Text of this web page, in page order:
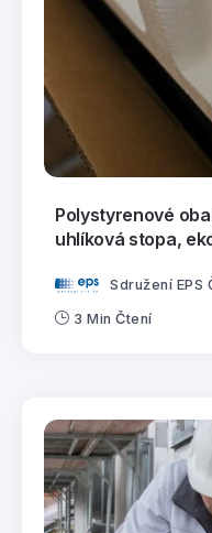
Polystyrenové
uhlíková stopa,
Sdružení EPS
3 Min Čtení